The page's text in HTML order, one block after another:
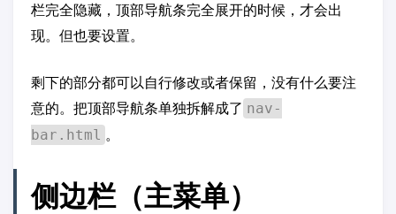
栏完全隐藏，顶部导航条完全展开的时候，才会出
现。但也要设置。
剩下的部分都可以自行修改或者保留，没有什么要注
意的。把顶部导航条单独拆解成了 nav-
bar.html 。
侧边栏（主菜单）